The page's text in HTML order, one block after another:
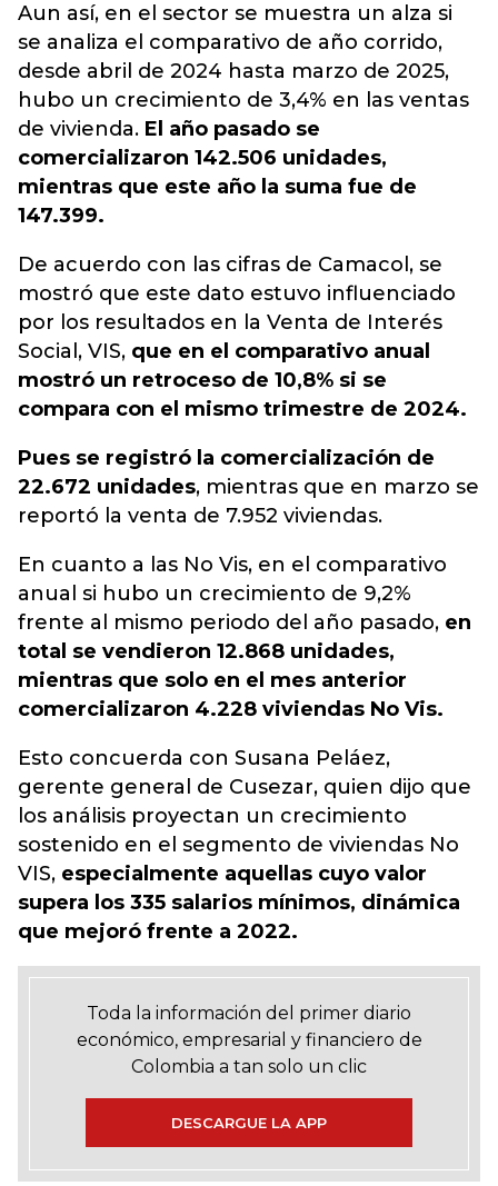
Aun así, en el sector se muestra un alza si
se analiza el comparativo de año corrido,
desde abril de 2024 hasta marzo de 2025,
hubo un crecimiento de 3,4% en las ventas
de vivienda. El año pasado se
comercializaron 142.506 unidades,
mientras que este año la suma fue de
147.399.
De acuerdo con las cifras de Camacol, se
mostró que este dato estuvo influenciado
por los resultados en la Venta de Interés
Social, VIS, que en el comparativo anual
mostró un retroceso de 10,8% si se
compara con el mismo trimestre de 2024.
Pues se registró la comercialización de
22.672 unidades, mientras que en marzo se
reportó la venta de 7.952 viviendas.
En cuanto a las No Vis, en el comparativo
anual si hubo un crecimiento de 9,2%
frente al mismo periodo del año pasado, en
total se vendieron 12.868 unidades,
mientras que solo en el mes anterior
comercializaron 4.228 viviendas No Vis.
Esto concuerda con Susana Peláez,
gerente general de Cusezar, quien dijo que
los análisis proyectan un crecimiento
sostenido en el segmento de viviendas No
VIS, especialmente aquellas cuyo valor
supera los 335 salarios mínimos, dinámica
que mejoró frente a 2022.
Toda la información del primer diario
económico, empresarial y financiero de
Colombia a tan solo un clic
DESCARGUE LA APP